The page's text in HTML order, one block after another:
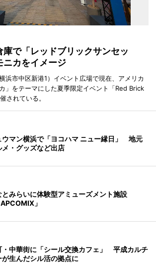
庫で「レッドブリックサンセッ
ニカをイメージ
浜市中区新港1）イベント広場で現在、アメリカ
」をテーマにした夏季限定イベント「Red Brick
されている。
ウマン横浜で「ヨコハマ ニュー縁日」 地元
メ・グッズなど出店
とみらいに体験型アミューズメント施設
」
・中華街に「シール交換カフェ」 平成カルチ
が生んだシル活の拠点に